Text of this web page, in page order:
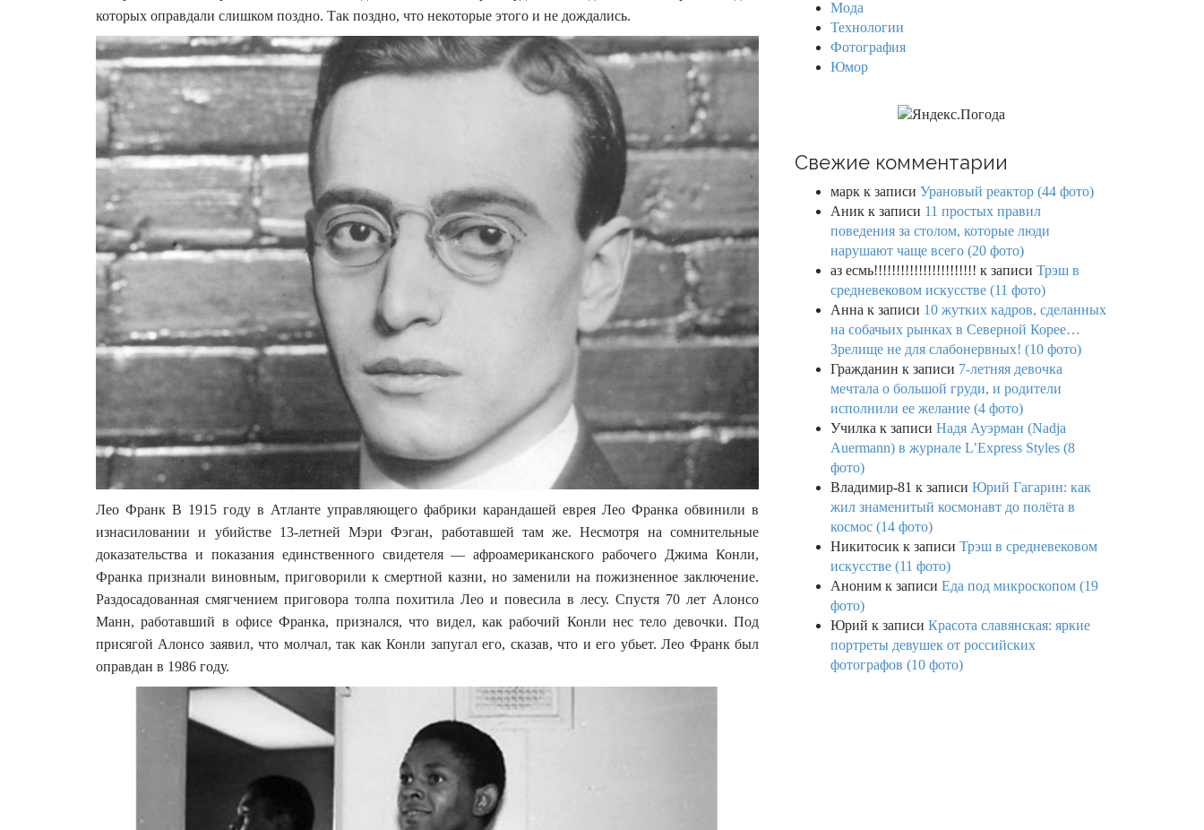
которых оправдали слишком поздно. Так поздно, что некоторые этого и не дождались.
Лео Франк В 1915 году в Атланте управляющего фабрики карандашей еврея Лео Франка обвинили в
изнасиловании и убийстве 13-летней Мэри Фэган, работавшей там же. Несмотря на сомнительные
доказательства и показания единственного свидетеля — афроамериканского рабочего Джима Конли,
Франка признали виновным, приговорили к смертной казни, но заменили на пожизненное заключение.
Раздосадованная смягчением приговора толпа похитила Лео и повесила в лесу. Спустя 70 лет Алонсо
Манн, работавший в офисе Франка, признался, что видел, как рабочий Конли нес тело девочки. Под
присягой Алонсо заявил, что молчал, так как Конли запугал его, сказав, что и его убьет. Лео Франк был
оправдан в 1986 году.
Мода
Технологии
Фотография
Юмор
Свежие комментарии
марк к записи Урановый реактор (44 фото)
Аник к записи 11 простых правил
поведения за столом, которые люди
нарушают чаще всего (20 фото)
аз есмь!!!!!!!!!!!!!!!!!!!!!!! к записи Трэш в
средневековом искусстве (11 фото)
Анна к записи 10 жутких кадров, сделанных
на собачьих рынках в Северной Корее…
Зрелище не для слабонервных! (10 фото)
Гражданин к записи 7-летняя девочка
мечтала о большой груди, и родители
исполнили ее желание (4 фото)
Училка к записи Надя Ауэрман (Nadja
Auermann) в журнале L’Express Styles (8
фото)
Владимир-81 к записи Юрий Гагарин: как
жил знаменитый космонавт до полёта в
космос (14 фото)
Никитосик к записи Трэш в средневековом
искусстве (11 фото)
Аноним к записи Еда под микроскопом (19
фото)
Юрий к записи Красота славянская: яркие
портреты девушек от российских
фотографов (10 фото)